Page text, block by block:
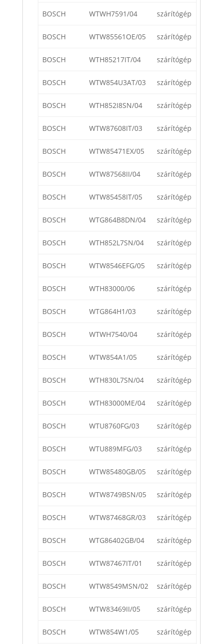
BOSCH WTWH7591/04 szárítógép
BOSCH WTW85561OE/05 szárítógép
BOSCH WTH85217IT/04 szárítógép
BOSCH WTW854U3AT/03 szárítógép
BOSCH WTH852I8SN/04 szárítógép
BOSCH WTW87608IT/03 szárítógép
BOSCH WTW85471EX/05 szárítógép
BOSCH WTW87568II/04 szárítógép
BOSCH WTW85458IT/05 szárítógép
BOSCH WTG864B8DN/04 szárítógép
BOSCH WTH852L7SN/04 szárítógép
BOSCH WTW8546EFG/05 szárítógép
BOSCH WTH83000/06 szárítógép
BOSCH WTG864H1/03 szárítógép
BOSCH WTWH7540/04 szárítógép
BOSCH WTW854A1/05 szárítógép
BOSCH WTH830L7SN/04 szárítógép
BOSCH WTH83000ME/04 szárítógép
BOSCH WTU8760FG/03 szárítógép
BOSCH WTU889MFG/03 szárítógép
BOSCH WTW85480GB/05 szárítógép
BOSCH WTW8749BSN/05 szárítógép
BOSCH WTW87468GR/03 szárítógép
BOSCH WTG86402GB/04 szárítógép
BOSCH WTW87467IT/01 szárítógép
BOSCH WTW8549MSN/02 szárítógép
BOSCH WTW83469II/05 szárítógép
BOSCH WTW854W1/05 szárítógép